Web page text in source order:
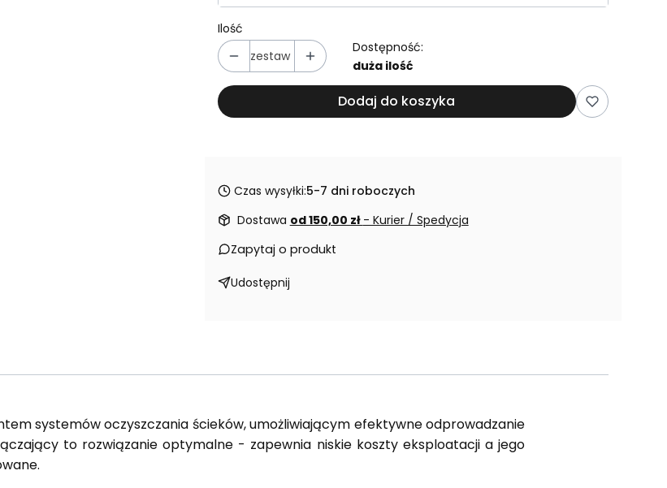
Ilość
zestaw
Dostępność:
duża ilość
Dodaj do koszyka
Czas wysyłki:5-7 dni roboczych
Dostawa od 150,00 zł - Kurier / Spedycja
Zapytaj o produkt
Udostępnij
systemów oczyszczania ścieków, umożliwiającym efektywne odprowadzanie
to rozwiązanie optymalne - zapewnia niskie koszty eksploatacji a jego